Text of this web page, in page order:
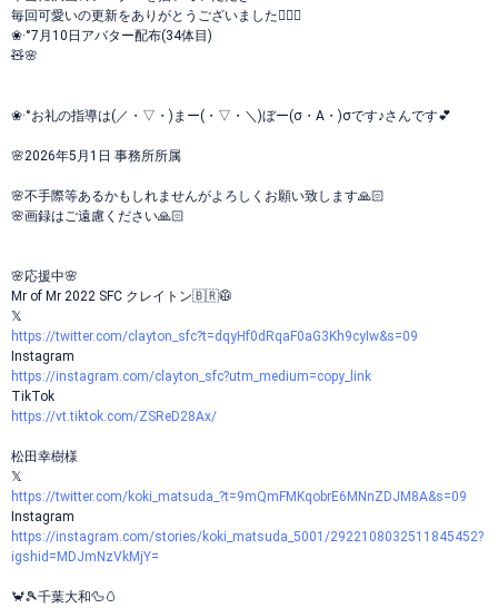
毎回可愛いの更新をありがとうございました🙇🏻‍♀️‪‪
❀·°7月10日アバター配布(34体目)
🧸🌸
❀·°お礼の指導は(／・▽・)まー(・▽・＼)ぼー(σ・A・)σです♪さんです💕
🌸2026年5月1日 事務所所属
🌸不手際等あるかもしれませんがよろしくお願い致します🙏🏻
🌸画録はご遠慮ください🙏🏻
🌸応援中🌸
Mr of Mr 2022 SFC クレイトン🇧🇷🥼
𝕏
https://twitter.com/clayton_sfc?t=dqyHf0dRqaF0aG3Kh9cyIw&s=09
Instagram
https://instagram.com/clayton_sfc?utm_medium=copy_link
TikTok
https://vt.tiktok.com/ZSReD28Ax/
松田幸樹様
𝕏
https://twitter.com/koki_matsuda_?t=9mQmFMKqobrE6MNnZDJM8A&s=09
Instagram
https://instagram.com/stories/koki_matsuda_5001/2922108032511845452?
igshid=MDJmNzVkMjY=
🦀🎾千葉大和🦆🥚